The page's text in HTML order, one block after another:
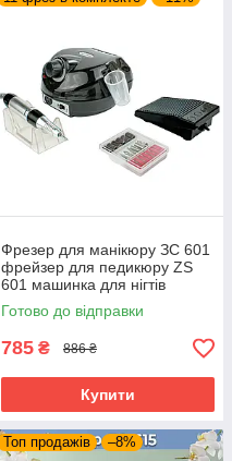
Фрезер для манікюру ЗС 601
фрейзер для педикюру ZS
601 машинка для нігтів
45.000 оборотів 65 Ватт
Готово до відправки
785 ₴ 886 ₴
Купити
Топ продажів –8%